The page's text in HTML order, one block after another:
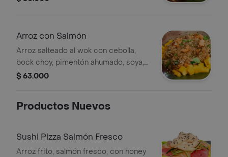
Arroz con Salmón
Arroz salteado al wok con cebolla,
bock choy, pimentón ahumado, soya,
perejil y trocitos de salmón, coronado
$ 63.000
Productos Nuevos
Sushi Pizza Salmón Fresco
Arroz frito, salmón fresco, con honey